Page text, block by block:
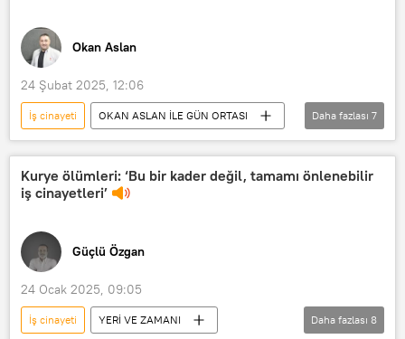
Okan Aslan
24 Şubat 2025, 12:06
İş cinayeti
OKAN ASLAN İLE GÜN ORTASI
Türkiye
TÜİK
Radyo Sputnik
GÜN ORTASI
Çocuk evliliği
RADYO
Haberler
Daha fazlası 7
Kurye ölümleri: ‘Bu bir kader değil, tamamı önlenebilir
iş cinayetleri’
Güçlü Özgan
24 Ocak 2025, 09:05
İş cinayeti
YERİ VE ZAMANI
Daha fazlası 8